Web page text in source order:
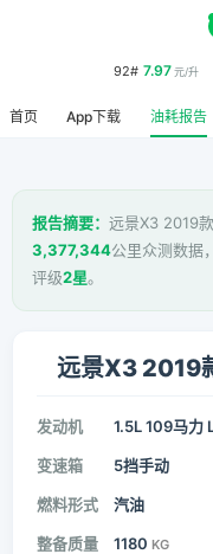
92# 7.97元/升
首页 App下载 油耗报告
报告摘要： 远景X3 2019
3,377,344公里众测数据
评级2星。
远景X3 2019
发动机 1.5L 109马力
变速箱 5挡手动
燃料形式 汽油
整备质量 1180 KG